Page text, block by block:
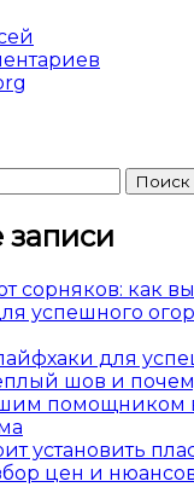
сорняков: как
успешного
для
шов и
помощником
установить
цен и